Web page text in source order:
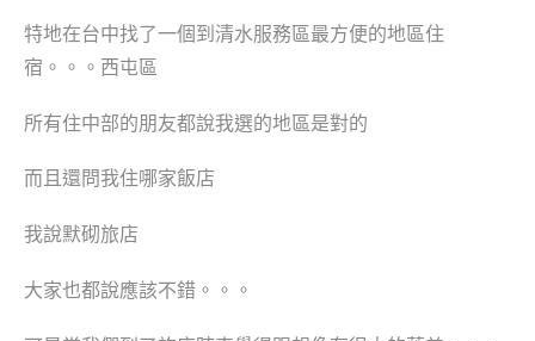
特地在台中找了一個到清水服務區最方便的地區住
宿。。。西屯區
所有住中部的朋友都說我選的地區是對的
而且還問我住哪家飯店
我說默砌旅店
大家也都說應該不錯。。。